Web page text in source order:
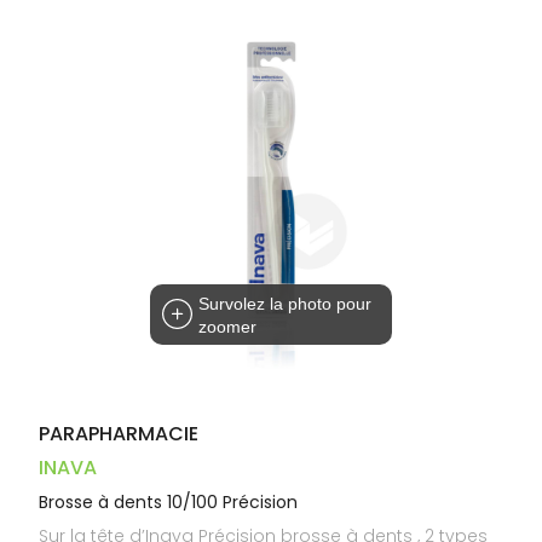
Survolez la photo pour
zoomer
PARAPHARMACIE
INAVA
Brosse à dents 10/100 Précision
Sur la tête d’Inava Précision brosse à dents , 2 types